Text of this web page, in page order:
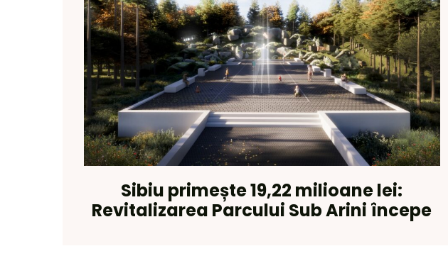
Sibiu primește 19,22 milioane lei:
Revitalizarea Parcului Sub Arini începe